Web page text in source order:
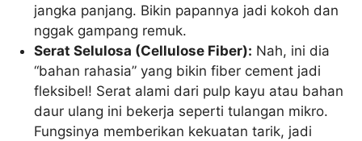
jangka panjang. Bikin papannya jadi kokoh dan
nggak gampang remuk.
Serat Selulosa (Cellulose Fiber): Nah, ini dia
“bahan rahasia” yang bikin fiber cement jadi
fleksibel! Serat alami dari pulp kayu atau bahan
daur ulang ini bekerja seperti tulangan mikro.
Fungsinya memberikan kekuatan tarik, jadi